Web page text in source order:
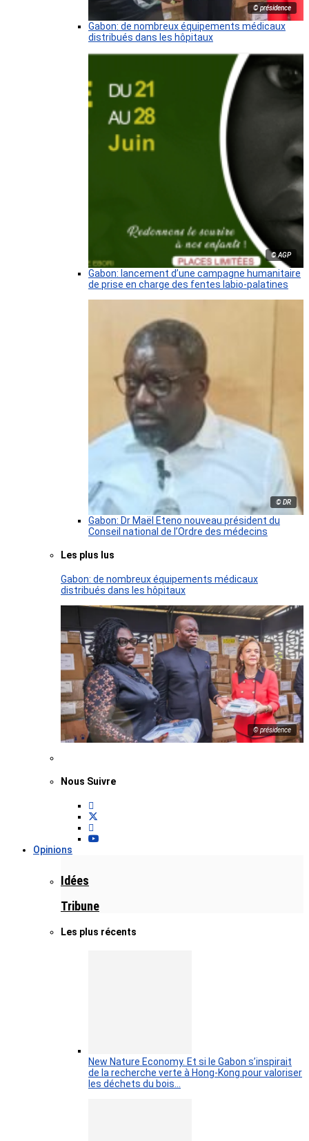
© présidence
Gabon: de nombreux équipements médicaux
distribués dans les hôpitaux
© AGP
Gabon: lancement d’une campagne humanitaire
de prise en charge des fentes labio-palatines
© DR
Gabon: Dr Maël Eteno nouveau président du
Conseil national de l’Ordre des médecins
Les plus lus
Gabon: de nombreux équipements médicaux
distribués dans les hôpitaux
© présidence
Nous Suivre
Opinions
Idées
Tribune
Les plus récents
New Nature Economy. Et si le Gabon s’inspirait
de la recherche verte à Hong-Kong pour valoriser
les déchets du bois…